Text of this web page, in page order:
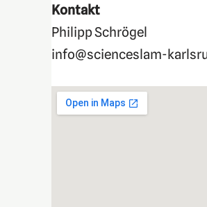
Kontakt
Philipp Schrögel
info@scienceslam-